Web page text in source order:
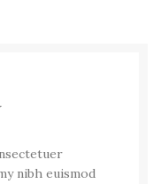
nibh euismod